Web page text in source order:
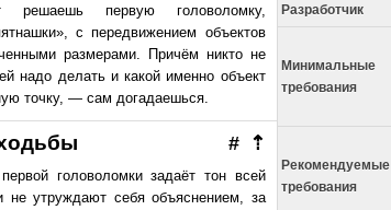
Разработчик
Минимальные
требования
Рекомендуемые
требования
решаешь первую головоломку,
с передвижением объектов
размерами. Причём никто не
надо делать и какой именно объект
точку, — сам догадаешься.
⇡
#
головоломки задаёт тон всей
не утруждают себя объяснением, за